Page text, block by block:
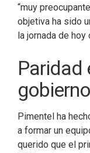
“muy
objetiva ha sido
la jornada de
Paridad
Pimentel ha
a formar un
querido que el